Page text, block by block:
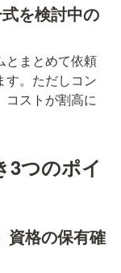
を検討中の
とまとめて依頼
す。ただしコン
コストが割高に
3つのポイ
資格の保有確